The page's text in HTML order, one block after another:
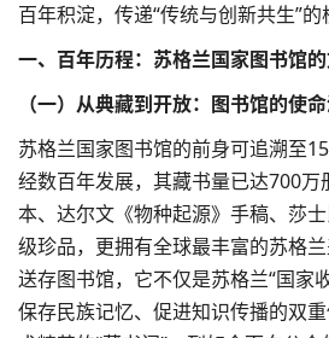
百年积淀，传递“传统与创新共生”的
一、百年历程：苏格兰国家图书馆
（一）从典藏到开放：图书馆的使
苏格兰国家图书馆的前身可追溯至
经数百年发展，其藏书量已达700万
本、达尔文《物种起源》手稿、莎
级珍品，更拥有全球最丰富的苏格
送存图书馆，它不仅是苏格兰“国家
保存民族记忆、促进知识传播的双